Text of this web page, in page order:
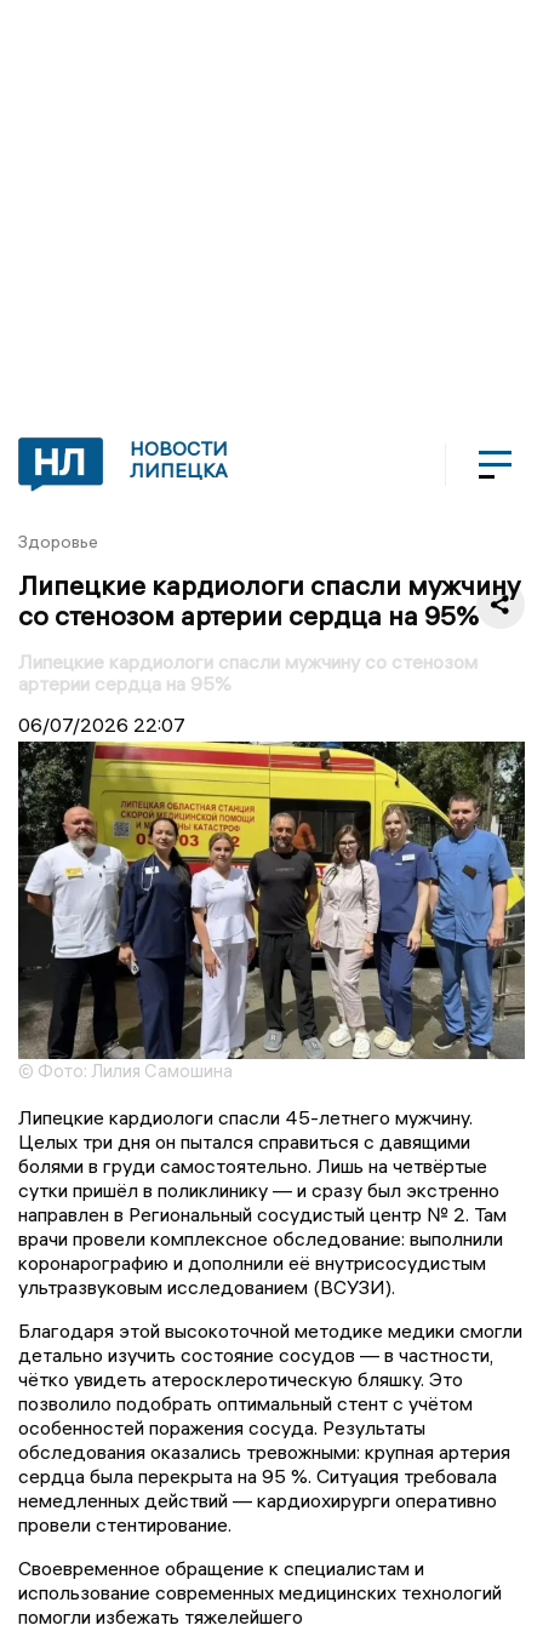
НОВОСТИ
ЛИПЕЦКА
Здоровье
Липецкие кардиологи спасли мужчину
со стенозом артерии сердца на 95%
Липецкие кардиологи спасли мужчину со стенозом
артерии сердца на 95%
06/07/2026 22:07
© Фото: Лилия Самошина
Липецкие кардиологи спасли 45-летнего мужчину.
Целых три дня он пытался справиться с давящими
болями в груди самостоятельно. Лишь на четвёртые
сутки пришёл в поликлинику — и сразу был экстренно
направлен в Региональный сосудистый центр № 2. Там
врачи провели комплексное обследование: выполнили
коронарографию и дополнили её внутрисосудистым
ультразвуковым исследованием (ВСУЗИ).
Благодаря этой высокоточной методике медики смогли
детально изучить состояние сосудов — в частности,
чётко увидеть атеросклеротическую бляшку. Это
позволило подобрать оптимальный стент с учётом
особенностей поражения сосуда. Результаты
обследования оказались тревожными: крупная артерия
сердца была перекрыта на 95 %. Ситуация требовала
немедленных действий — кардиохирурги оперативно
провели стентирование.
Своевременное обращение к специалистам и
использование современных медицинских технологий
помогли избежать тяжелейшего